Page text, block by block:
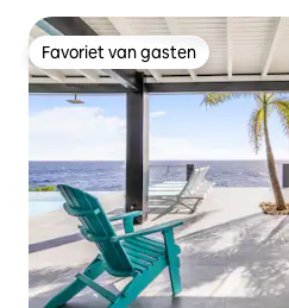
Favoriet van gasten
Favoriet van gasten